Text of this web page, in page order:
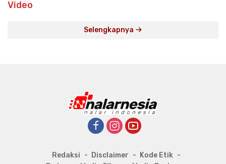
Video
Selengkapnya
Redaksi Disclaimer
Kode Etik